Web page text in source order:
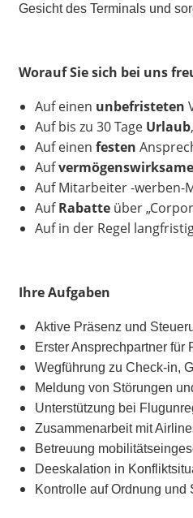
Gesicht des Terminals und
Worauf Sie sich bei uns
Auf einen unbefristeten
Auf bis zu 30 Tage Urlaub
Auf einen festen
Auf
Auf Mitarbeiter -
AufRabatte über
Auf in der Regel
Ihre Aufgaben
Aktive Präsenz und
Erster Ansprechpartner für
Wegführung zu Check-in,
Meldung von Störungen
Unterstützung bei
Zusammenarbeit mit
Betreuung
Deeskalation in
Kontrolle auf Ordnung und